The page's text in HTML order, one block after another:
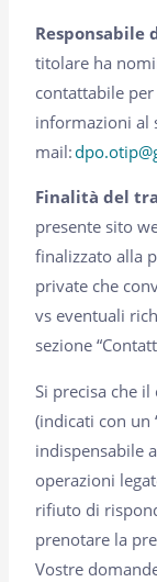
Responsabile
titolare ha
contattabile
informazioni al
mail:
Finalità del
presente sito
finalizzato alla
private che
vs eventuali
sezione
Si precisa che
(indicati con un
indispensabile
operazioni
rifiuto di
prenotare la
Vostre